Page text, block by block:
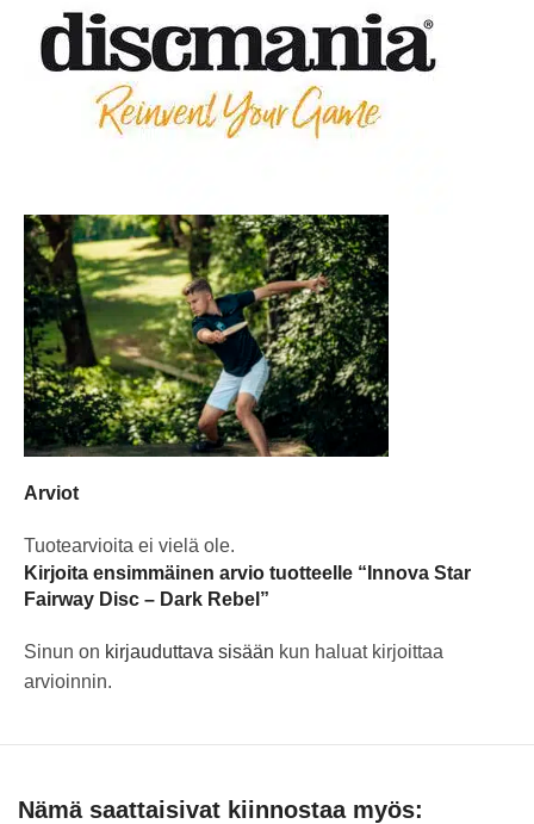
Arviot
Tuotearvioita ei vielä ole.
Kirjoita ensimmäinen arvio tuotteelle “Innova Star
Fairway Disc – Dark Rebel”
Sinun on kirjauduttava sisään kun haluat kirjoittaa
arvioinnin.
Nämä saattaisivat kiinnostaa myös: